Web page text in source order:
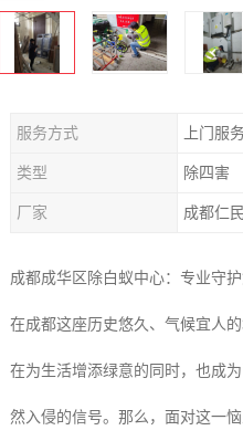
服务方式 上门服
类型 除四害
厂家 成都仁民
成都成华区除白蚁中心：专业守
在成都这座历史悠久、气候宜人
在为生活增添绿意的同时，也成
然入侵的信号。那么，面对这一